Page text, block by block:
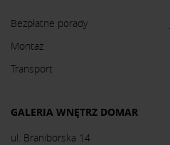
Bezpłatne porady
Montaż
Transport
GALERIA WNĘTRZ DOMAR
ul. Braniborska 14